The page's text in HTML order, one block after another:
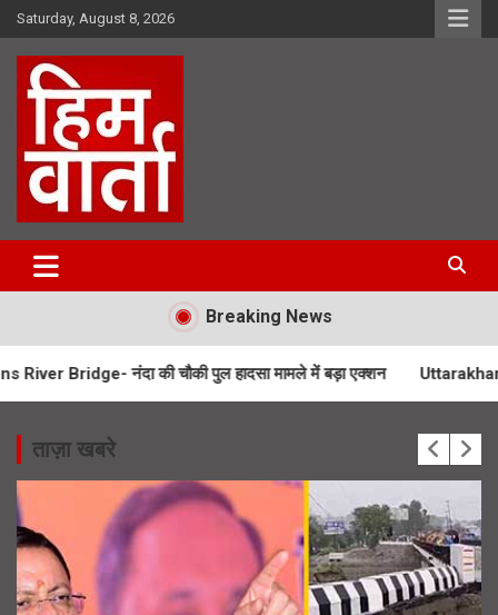
Skip
to
content
Saturday, August 8, 2026
Him Varta
Breaking News
नंदा की चौकी पुल हादसा मामले में बड़ा एक्शन Uttarakhand Kiwi
ताज़ा खबरे